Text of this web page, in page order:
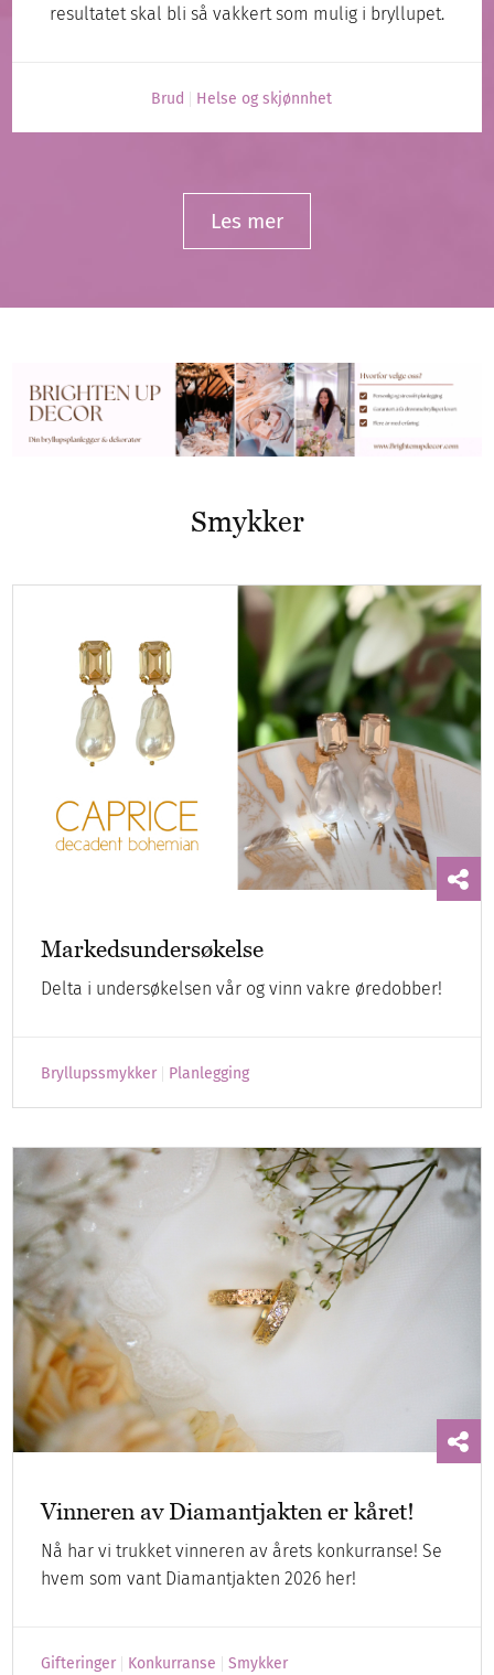
resultatet skal bli så vakkert som mulig i bryllupet.
Brud Helse og skjønnhet
Les mer
Smykker
Markedsundersøkelse
Delta i undersøkelsen vår og vinn vakre øredobber!
Bryllupssmykker Planlegging
Vinneren av Diamantjakten er kåret!
Nå har vi trukket vinneren av årets konkurranse! Se
hvem som vant Diamantjakten 2026 her!
Gifteringer Konkurranse Smykker